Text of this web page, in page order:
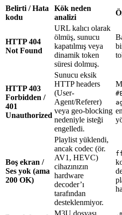
Belirti / Hata
kodu
Kök neden
analizi
HTTP 404
Not Found
URL kalıcı olarak
ölmüş, sunucu
kapatılmış veya
dinamik token
süresi dolmuş.
HTTP 403
Forbidden /
401
Unauthorized
Sunucu eksik
HTTP headers
(User-
Agent/Referer)
veya geo-blocking
nedeniyle isteği
engelledi.
Boş ekran /
Ses yok (ama
200 OK)
Playlist yüklendi,
ancak codec (ör.
AV1, HEVC)
cihazınızın
hardware
decoder’ı
tarafından
desteklenmiyor.